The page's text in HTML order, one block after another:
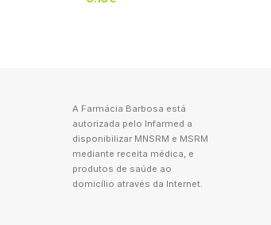
A Farmácia Barbosa está
autorizada pelo Infarmed a
disponibilizar MNSRM e MSRM
mediante receita médica, e
produtos de saúde ao
domicílio através da Internet.